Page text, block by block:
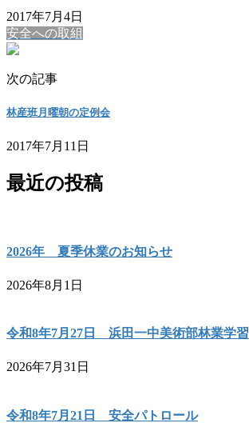
2017年7月4日
安全への取組
次の記事
林産班月曜朝の定例会
2017年7月11日
最近の投稿
2026年 夏季休業のお知らせ
2026年8月1日
令和8年7月27日 浜田一中美術部林業学習
2026年7月31日
令和8年7月21日 安全パトロール